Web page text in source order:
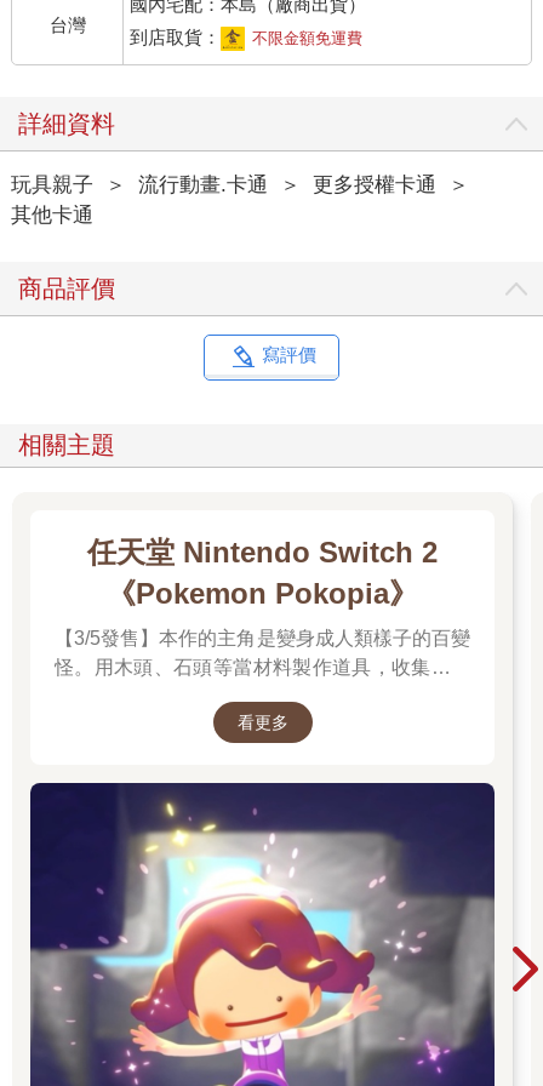
台灣
國內宅配：本島（廠商出貨）
到店取貨：
不限金額免運費
詳細資料
玩具親子 ＞ 流行動畫.卡通 ＞ 更多授權卡通
＞
其他卡通
商品評價
寫評價
相關主題
任天堂 Nintendo Switch 2
《Pokemon Pokopia》
【3/5發售】本作的主角是變身成人類樣子的百變
怪。用木頭、石頭等當材料製作道具，收集樹果
方吧。並且遊戲中的時間會與現實時間同步。體
的個性，度過悠悠哉哉的生活吧。
看更多